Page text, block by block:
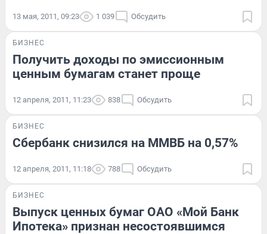
13 мая, 2011, 09:23 1 039 Обсудить
БИЗНЕС
Получить доходы по эмиссионным
ценным бумагам станет проще
12 апреля, 2011, 11:23 838 Обсудить
БИЗНЕС
Сбербанк снизился на ММВБ на 0,57%
12 апреля, 2011, 11:18 788 Обсудить
БИЗНЕС
Выпуск ценных бумаг ОАО «Мой Банк
Ипотека» признан несостоявшимся